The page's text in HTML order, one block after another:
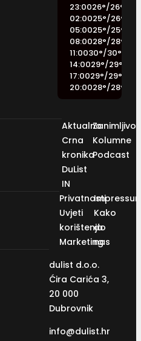
23:0026°/26°
02:0025°/26°
05:0025°/25°
08:0028°/28°
11:0030°/30°
14:0029°/29°
17:0029°/29°
20:0028°/28°
Aktualno
Crna
kronika
DuList
IN
Kolumne
Podcast
Privatnosti
Uvjeti
korištenja
Marketing
Kako
do
nas
dulist d.o.o.
Ćira Carića 3,
20 000
Dubrovnik
info@dulist.hr